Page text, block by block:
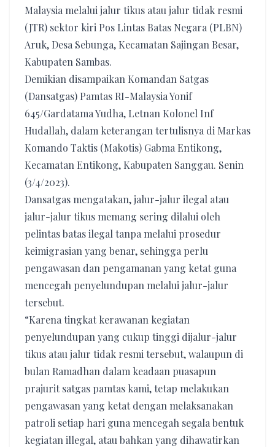
Malaysia melalui jalur tikus atau jalur tidak resmi
(JTR) sektor kiri Pos Lintas Batas Negara (PLBN)
Aruk, Desa Sebunga, Kecamatan Sajingan Besar,
Kabupaten Sambas.
Demikian disampaikan Komandan Satgas
(Dansatgas) Pamtas RI-Malaysia Yonif
645/Gardatama Yudha, Letnan Kolonel Inf
Hudallah, dalam keterangan tertulisnya di Markas
Komando Taktis (Makotis) Gabma Entikong,
Kecamatan Entikong, Kabupaten Sanggau. Senin
(3/4/2023).
Dansatgas mengatakan, jalur-jalur ilegal atau
jalur-jalur tikus memang sering dilalui oleh
pelintas batas ilegal tanpa melalui prosedur
keimigrasian yang benar, sehingga perlu
pengawasan dan pengamanan yang ketat guna
mencegah penyelundupan melalui jalur-jalur
tersebut.
“Karena tingkat kerawanan kegiatan
penyelundupan yang cukup tinggi dijalur-jalur
tikus atau jalur tidak resmi tersebut, walaupun di
bulan Ramadhan dalam keadaan puasapun
prajurit satgas pamtas kami, tetap melakukan
pengawasan yang ketat dengan melaksanakan
patroli setiap hari guna mencegah segala bentuk
kegiatan illegal, atau bahkan yang dihawatirkan